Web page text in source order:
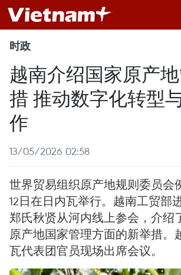
时政
越南介绍国家原产
措 推动数字化转型
作
13/05/2026 02:58
世界贸易组织原产地规则委员会
12日在日内瓦举行。越南工贸部
郑氏秋贤从河内线上参会，介绍
原产地国家管理方面的新举措。
瓦代表团官员现场出席会议。